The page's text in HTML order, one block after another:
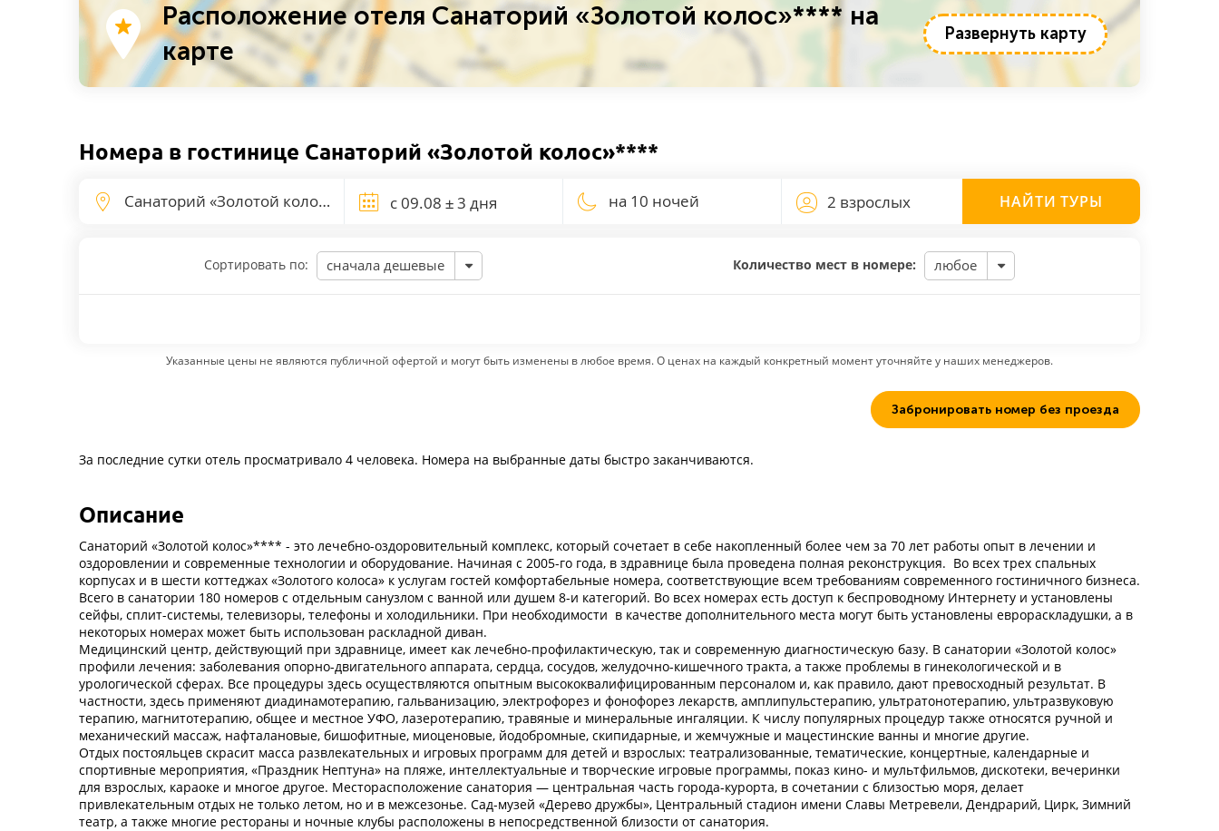
Расположение отеля Санаторий «Золотой колос»**** на
карте
Развернуть карту
Номера в гостинице Санаторий «Золотой колос»****
на 10 ночей 2 взрослых НАЙТИ ТУРЫ
Сортировать по: сначала дешевые Количество мест в номере: любое
Указанные цены не являются публичной офертой и могут быть изменены в любое время. О ценах на каждый конкретный момент уточняйте у наших менеджеров.
Забронировать номер без проезда
За последние сутки отель просматривало 4 человека. Номера на выбранные даты быстро заканчиваются.
Описание
Санаторий «Золотой колос»**** - это лечебно-оздоровительный комплекс, который сочетает в себе накопленный более чем за 70 лет работы опыт в лечении и
оздоровлении и современные технологии и оборудование. Начиная с 2005-го года, в здравнице была проведена полная реконструкция. Во всех трех спальных
корпусах и в шести коттеджах «Золотого колоса» к услугам гостей комфортабельные номера, соответствующие всем требованиям современного гостиничного бизнеса.
Всего в санатории 180 номеров с отдельным санузлом с ванной или душем 8-и категорий. Во всех номерах есть доступ к беспроводному Интернету и установлены
сейфы, сплит-системы, телевизоры, телефоны и холодильники. При необходимости в качестве дополнительного места могут быть установлены еврораскладушки, а в
некоторых номерах может быть использован раскладной диван.
Медицинский центр, действующий при здравнице, имеет как лечебно-профилактическую, так и современную диагностическую базу. В санатории «Золотой колос»
профили лечения: заболевания опорно-двигательного аппарата, сердца, сосудов, желудочно-кишечного тракта, а также проблемы в гинекологической и в
урологической сферах. Все процедуры здесь осуществляются опытным высококвалифицированным персоналом и, как правило, дают превосходный результат. В
частности, здесь применяют диадинамотерапию, гальванизацию, электрофорез и фонофорез лекарств, амплипульстерапию, ультратонотерапию, ультразвуковую
терапию, магнитотерапию, общее и местное УФО, лазеротерапию, травяные и минеральные ингаляции. К числу популярных процедур также относятся ручной и
механический массаж, нафталановые, бишофитные, миоценовые, йодобромные, скипидарные, и жемчужные и мацестинские ванны и многие другие.
Отдых постояльцев скрасит масса развлекательных и игровых программ для детей и взрослых: театрализованные, тематические, концертные, календарные и
спортивные мероприятия, «Праздник Нептуна» на пляже, интеллектуальные и творческие игровые программы, показ кино- и мультфильмов, дискотеки, вечеринки
для взрослых, караоке и многое другое. Месторасположение санатория — центральная часть города-курорта, в сочетании с близостью моря, делает
привлекательным отдых не только летом, но и в межсезонье. Сад-музей «Дерево дружбы», Центральный стадион имени Славы Метревели, Дендрарий, Цирк, Зимний
театр, а также многие рестораны и ночные клубы расположены в непосредственной близости от санатория.